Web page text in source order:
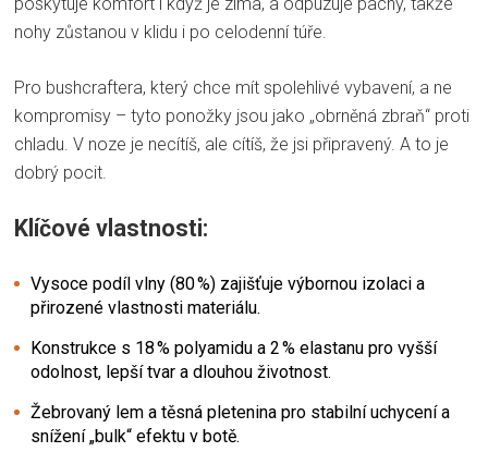
nohy zůstanou v klidu i po celodenní túře.
Pro bushcraftera, který chce mít spolehlivé vybavení, a ne
kompromisy – tyto ponožky jsou jako „obrněná zbraň“ proti
chladu. V noze je necítíš, ale cítíš, že jsi připravený. A to je
dobrý pocit.
Klíčové vlastnosti:
Vysoce podíl vlny (80 %) zajišťuje výbornou izolaci a
přirozené vlastnosti materiálu.
Konstrukce s 18 % polyamidu a 2 % elastanu pro vyšší
odolnost, lepší tvar a dlouhou životnost.
Žebrovaný lem a těsná pletenina pro stabilní uchycení a
snížení „bulk“ efektu v botě.